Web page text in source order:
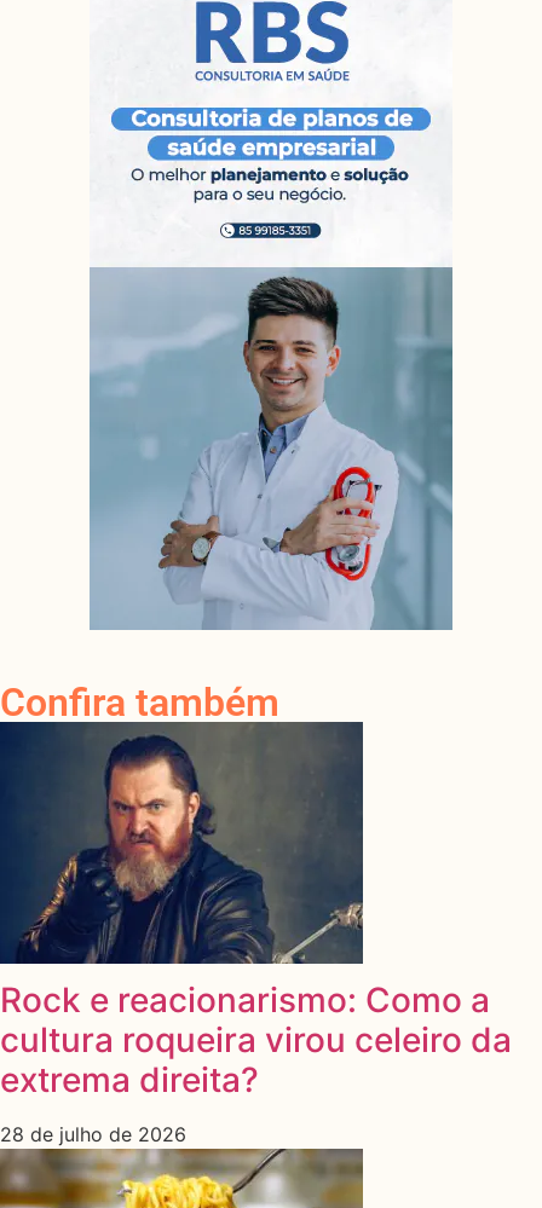
Confira também
Rock e reacionarismo: Como a
cultura roqueira virou celeiro da
extrema direita?
28 de julho de 2026